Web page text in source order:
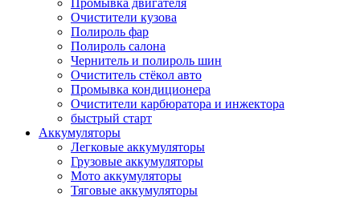
Промывка двигателя
Очистители кузова
Полироль фар
Полироль салона
Чернитель и полироль шин
Очиститель стёкол авто
Промывка кондиционера
Очистители карбюратора и инжектора
быстрый старт
Аккумуляторы
Легковые аккумуляторы
Грузовые аккумуляторы
Мото аккумуляторы
Тяговые аккумуляторы